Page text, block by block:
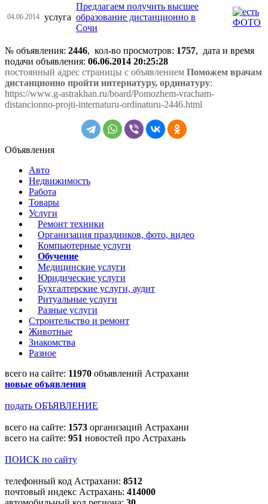
04.06.2014 услуга
Предлагаем получить высшее
образование дистанционно в
Сочи
№ объявления: 2446, кол-во просмотров: 1757, дата и время
подачи объявления: 06.06.2014 20:25:28
постоянный адрес страницы с объявлением Поможем врачам
дистанционно пройти интернатуру, ординатуру:
https://www.g-astrakhan.ru/board/Pomozhem-vracham-
distancionno-projti-internaturu-ordinaturu-2446.html
Объявления
Авто
Недвижимость
Работа
Товары
Услуги
Ремонт техники
Организация праздников, фото, видео
Компьютерные услуги
Обучение
Медицинские услуги
Юридические услуги
Бухгалтерские услуги, аудит
Ритуальные услуги
Разные услуги
Строительство и ремонт
Животные
Знакомства
Разное
всего на сайте: 11970 объявлений Астрахани
новые объявления
подать ОБЪЯВЛЕНИЕ
всего на сайте: 1573 организаций Астрахани
всего на сайте: 951 новостей про Астрахань
ПОИСК по сайту
телефонный код Астрахани: 8512
почтовый индекс Астрахань: 414000